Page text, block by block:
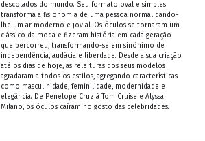
descolados do mundo. Seu formato oval e simples
transforma a fisionomia de uma pessoa normal dando-
lhe um ar moderno e jovial. Os óculos se tornaram um
clássico da moda e fizeram história em cada geração
que percorreu, transformando-se em sinônimo de
independência, audácia e liberdade. Desde a sua criação
até os dias de hoje, as releituras dos seus modelos
agradaram a todos os estilos, agregando características
como masculinidade, feminilidade, modernidade e
elegância. De Penelope Cruz à Tom Cruise e Alyssa
Milano, os óculos caíram no gosto das celebridades.